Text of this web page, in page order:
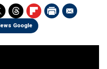
Google